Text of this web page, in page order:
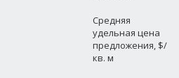
Средняя
удельная цена
предложения, $/
кв. м